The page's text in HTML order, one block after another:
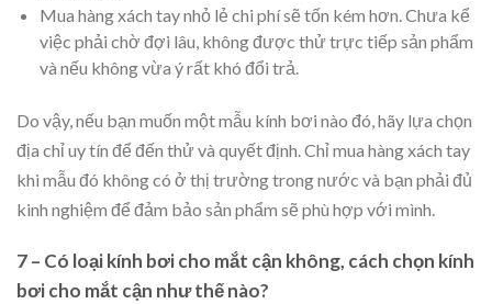
Mua hàng xách tay nhỏ lẻ chi phí sẽ tốn kém hơn. Chưa kể
việc phải chờ đợi lâu, không được thử trực tiếp sản phẩm
và nếu không vừa ý rất khó đổi trả.
Do vậy, nếu bạn muốn một mẫu kính bơi nào đó, hãy lựa chọn
địa chỉ uy tín để đến thử và quyết định. Chỉ mua hàng xách tay
khi mẫu đó không có ở thị trường trong nước và bạn phải đủ
kinh nghiệm để đảm bảo sản phẩm sẽ phù hợp với mình.
7 – Có loại kính bơi cho mắt cận không, cách chọn kính
bơi cho mắt cận như thế nào?